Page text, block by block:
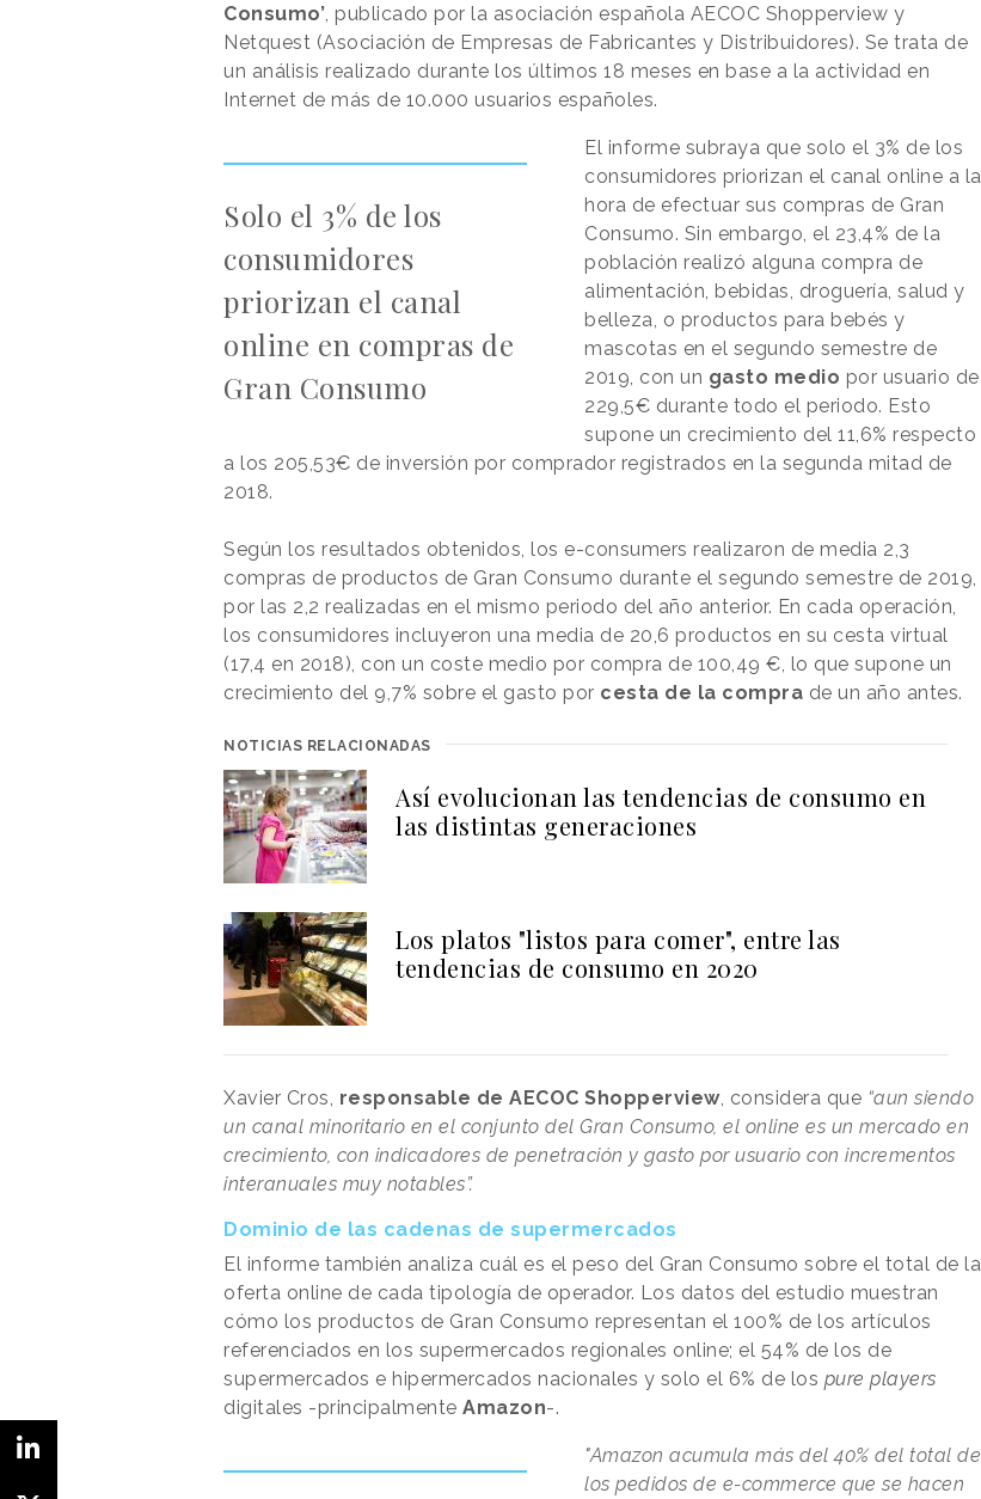
Consumo’ , publicado por la asociación española AECOC Shopperview y
Netquest (Asociación de Empresas de Fabricantes y Distribuidores). Se trata de
un análisis realizado durante los últimos 18 meses en base a la actividad en
Internet de más de 10.000 usuarios españoles.
Solo el 3% de los
consumidores
priorizan el canal
online en compras de
Gran Consumo
El informe subraya que solo el 3% de los
consumidores priorizan el canal online a la
hora de efectuar sus compras de Gran
Consumo. Sin embargo, el 23,4% de la
población realizó alguna compra de
alimentación, bebidas, droguería, salud y
belleza, o productos para bebés y
mascotas en el segundo semestre de
2019, con un gasto medio por usuario de
229,5€ durante todo el periodo. Esto
supone un crecimiento del 11,6% respecto
a los 205,53€ de inversión por comprador registrados en la segunda mitad de
2018.
Según los resultados obtenidos, los e-consumers realizaron de media 2,3
compras de productos de Gran Consumo durante el segundo semestre de 2019,
por las 2,2 realizadas en el mismo periodo del año anterior. En cada operación,
los consumidores incluyeron una media de 20,6 productos en su cesta virtual
(17,4 en 2018), con un coste medio por compra de 100,49 €, lo que supone un
crecimiento del 9,7% sobre el gasto por cesta de la compra de un año antes.
NOTICIAS RELACIONADAS
Así evolucionan las tendencias de consumo en
las distintas generaciones
Los platos "listos para comer", entre las
tendencias de consumo en 2020
Xavier Cros, responsable de AECOC Shopperview, considera que “aun siendo
un canal minoritario en el conjunto del Gran Consumo, el online es un mercado en
crecimiento, con indicadores de penetración y gasto por usuario con incrementos
interanuales muy notables”.
Dominio de las cadenas de supermercados
El informe también analiza cuál es el peso del Gran Consumo sobre el total de la
oferta online de cada tipología de operador. Los datos del estudio muestran
cómo los productos de Gran Consumo representan el 100% de los artículos
referenciados en los supermercados regionales online; el 54% de los de
supermercados e hipermercados nacionales y solo el 6% de los pure players
digitales -principalmente Amazon-.
"Amazon acumula más del 40% del total de
los pedidos de e-commerce que se hacen